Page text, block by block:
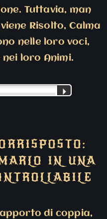
Tuttavia, man
Risolto, Calma
nelle loro voci,
loro Animi.
P
IN UNA
di coppia,